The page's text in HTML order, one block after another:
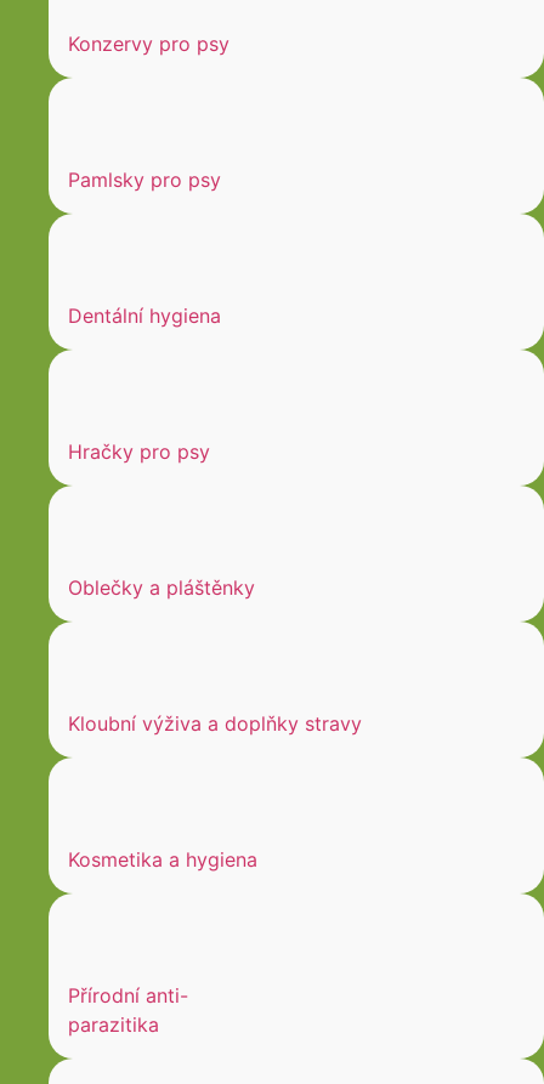
Konzervy pro psy
Pamlsky pro psy
Dentální hygiena
Hračky pro psy
Oblečky a pláštěnky
Kloubní výživa a doplňky stravy
Kosmetika a hygiena
Přírodní anti-
parazitika